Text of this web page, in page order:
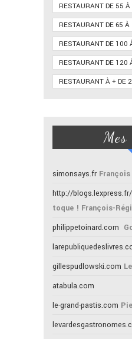
RESTAURANT DE 55
RESTAURANT DE 65
RESTAURANT DE 100
RESTAURANT DE 120
RESTAURANT À + DE
simonsays.fr
http://
toque ! François-
philippetoinard.com
gillespudlowski.com
atabula.com
le-grand-pastis.com